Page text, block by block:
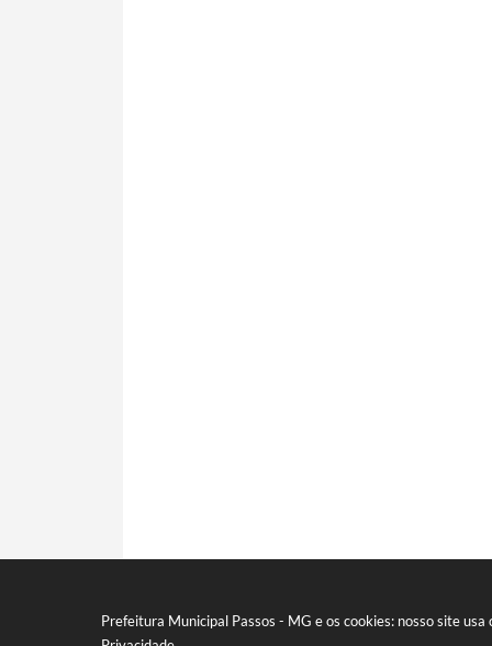
Prefeitura Municipal Passos - MG e os cookies: nosso site